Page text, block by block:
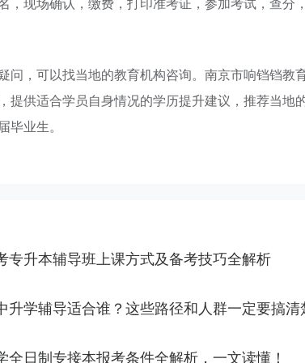
名，现场确认，缴费，打印准考证，参加考试，查
问，可以找当地的教育机构咨询。南京市响铛铛教
提供适合学员自身情况的学历提升建议，推荐当地
毕业生。
专升本辅导班上课方式及备考技巧全解析
升学辅导适合谁？这些路径和人群一定要搞清
全日制专接本报考条件全解析，一文读懂！